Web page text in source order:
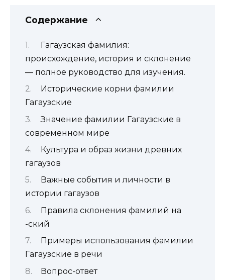
Содержание
Гагаузская фамилия:
происхождение, история и склонение
— полное руководство для изучения.
Исторические корни фамилии
Гагаузские
Значение фамилии Гагаузские в
современном мире
Культура и образ жизни древних
гагаузов
Важные события и личности в
истории гагаузов
Правила склонения фамилий на
-ский
Примеры использования фамилии
Гагаузские в речи
Вопрос-ответ